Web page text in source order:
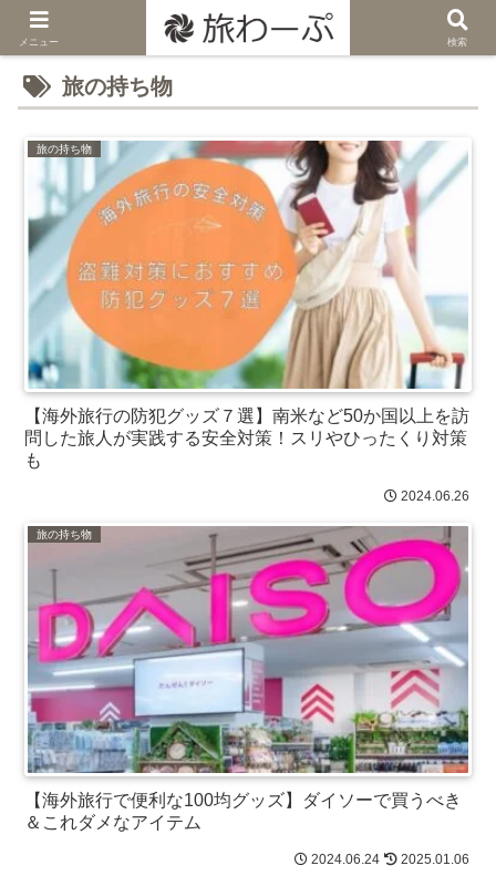
旅の持ち物
旅の持ち物
【海外旅行の防犯グッズ７選】南米など50か国以上を訪
問した旅人が実践する安全対策！スリやひったくり対策
も
2024.06.26
旅の持ち物
【海外旅行で便利な100均グッズ】ダイソーで買うべき
＆これダメなアイテム
2024.06.24 2025.01.06
メニュー 検索